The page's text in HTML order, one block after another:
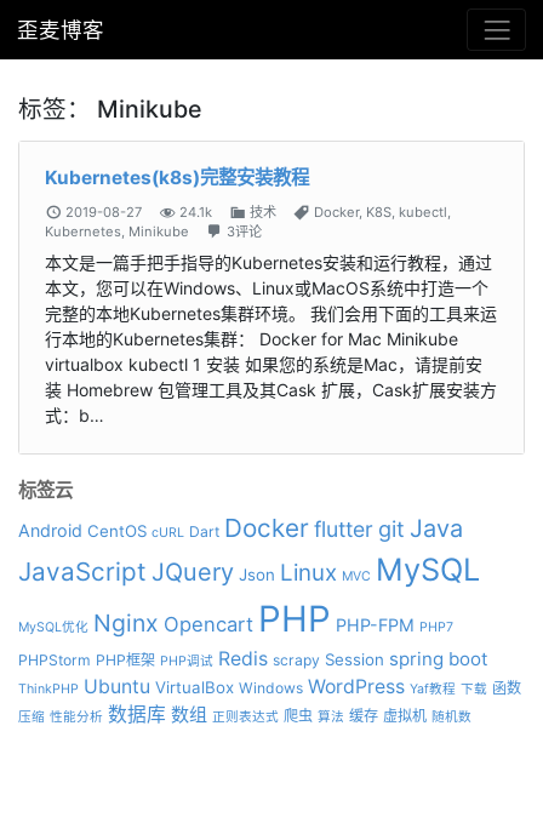
歪麦博客
标签： Minikube
Kubernetes(k8s)完整安装教程
2019-08-27 24.1k 技术 Docker, K8S kubectl
Kubernetes Minikube 3评论
本文是一篇手把手指导的Kubernetes安装和运行教程，通过
本文，您可以在Windows、Linux或MacOS系统中打造一个
完整的本地Kubernetes集群环境。 我们会用下面的工具来运
行本地的Kubernetes集群： Docker for Mac Minikube
virtualbox kubectl 1 安装 如果您的系统是Mac，请提前安
装 Homebrew 包管理工具及其Cask 扩展，Cask扩展安装方
式：b…
标签云
Android CentOS cURL Dart Dockerflutter git Java
JavaScript JQuery Json Linux MVC MySQL
MySQL优化 Nginx Opencart PHP PHP-FPM PHP7
PHPStorm PHP框架 PHP调试 Redis scrapy Session spring boot
ThinkPHP Ubuntu VirtualBox Windows WordPress Yaf教程 下载 函数
压缩 性能分析 数据库 数组 正则表达式 爬虫 算法 缓存 虚拟机 随机数